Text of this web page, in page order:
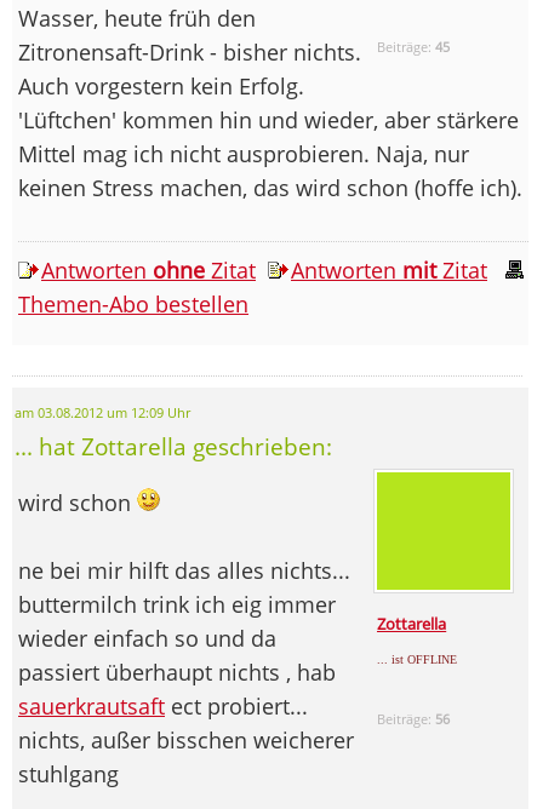
Beiträge:45
Wasser, heute früh den
Zitronensaft-Drink - bisher nichts.
Auch vorgestern kein Erfolg.
'Lüftchen' kommen hin und wieder, aber stärkere
Mittel mag ich nicht ausprobieren. Naja, nur
keinen Stress machen, das wird schon (hoffe ich).
Antworten ohne Zitat Antworten mitZitat
Themen-Abo bestellen
am 03.08.2012 um 12:09 Uhr
... hat Zottarella geschrieben:
Zottarella
... ist OFFLINE
Beiträge: 56
wird schon
ne bei mir hilft das alles nichts...
buttermilch trink ich eig immer
wieder einfach so und da
passiert überhaupt nichts , hab
sauerkrautsaft ect probiert...
nichts, außer bisschen weicherer
stuhlgang